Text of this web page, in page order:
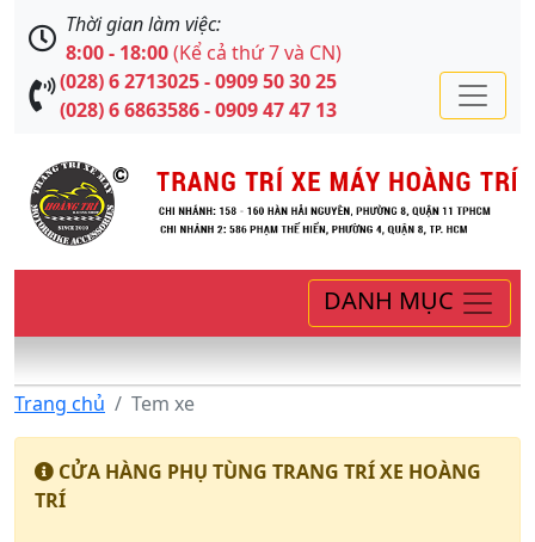
Thời gian làm việc:
8:00 - 18:00(Kể cả thứ 7 và CN)
(028) 6 2713025 - 0909 50 30 25
(028) 6 6863586 - 0909 47 47 13
DANH MỤC
Trang chủ Tem xe
CỬA HÀNG PHỤ TÙNG TRANG TRÍ XE HOÀNG
TRÍ